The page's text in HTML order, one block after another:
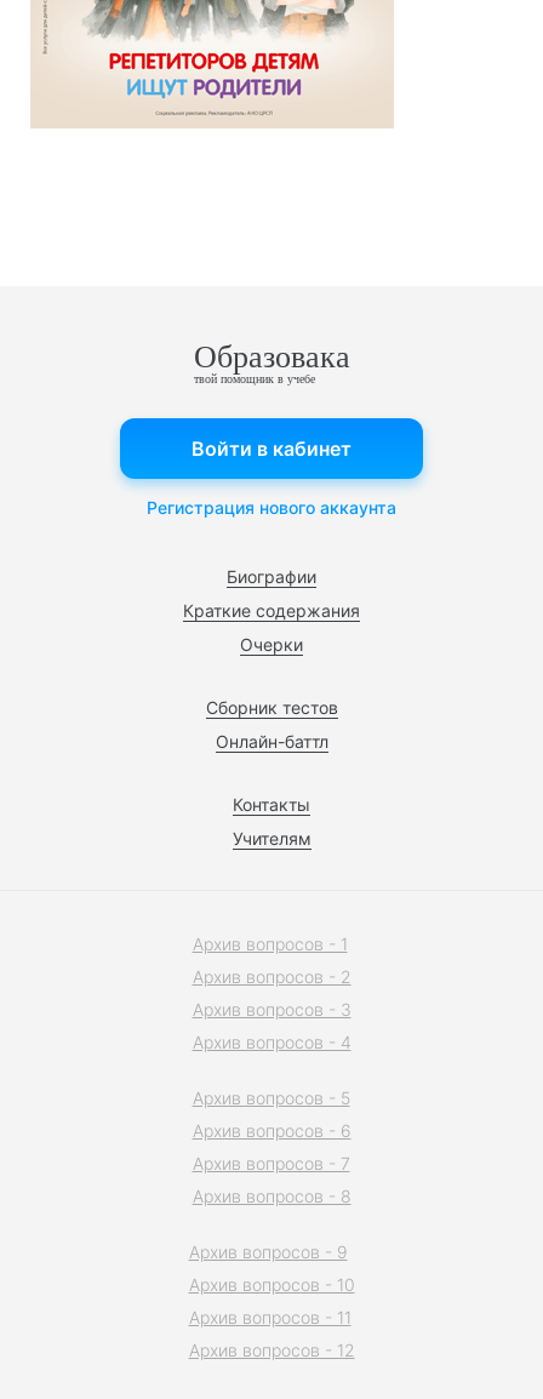
Образовака
твой помощник в учебе
Биографии
Краткие содержания
Очерки
Сборник тестов
Онлайн-баттл
Контакты
Учителям
Войти в кабинет
Регистрация нового аккаунта
Архив вопросов - 1
Архив вопросов - 2
Архив вопросов - 3
Архив вопросов - 4
Архив вопросов - 5
Архив вопросов - 6
Архив вопросов - 7
Архив вопросов - 8
Архив вопросов - 9
Архив вопросов - 10
Архив вопросов - 11
Архив вопросов - 12